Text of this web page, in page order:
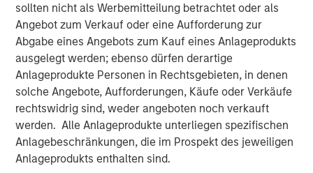
sollten nicht als Werbemitteilung betrachtet oder als
Angebot zum Verkauf oder eine Aufforderung zur
Abgabe eines Angebots zum Kauf eines Anlageprodukts
ausgelegt werden; ebenso dürfen derartige
Anlageprodukte Personen in Rechtsgebieten, in denen
solche Angebote, Aufforderungen, Käufe oder Verkäufe
rechtswidrig sind, weder angeboten noch verkauft
werden. Alle Anlageprodukte unterliegen spezifischen
Anlagebeschränkungen, die im Prospekt des jeweiligen
Anlageprodukts enthalten sind.
Credit over the next four years, including ~$460B
of unsold PE middle market assets due to hit their
theoretical 12-year limit and ~$760B of middle
market loans also coming due.1
Competitive dynamics within this segment are
favorablewith limited reliance on a sole channel of
supply (i.e. private equity sponsors), leading to an
attractive dynamic for pricing and structuring risk at
the transactional level.